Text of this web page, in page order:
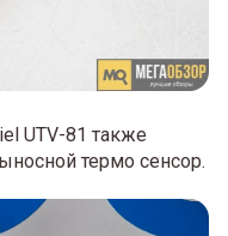
UTV-81 также
термо сенсор.